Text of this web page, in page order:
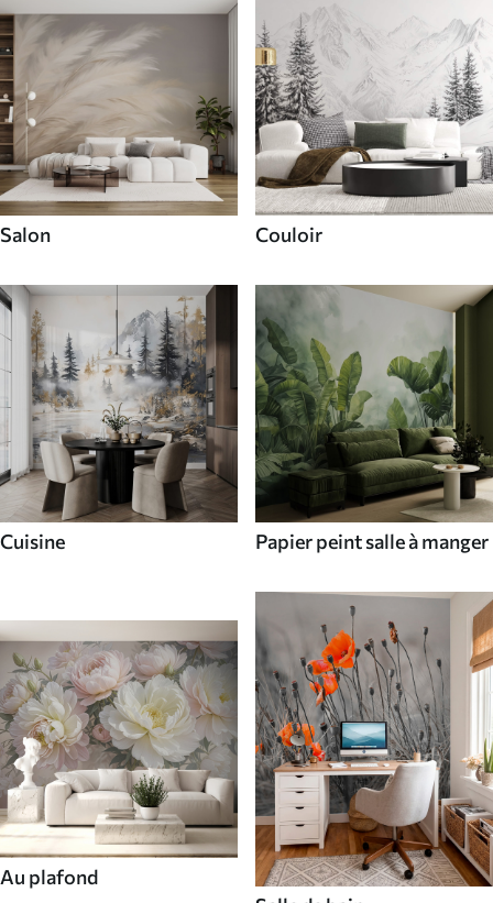
Salon Couloir
Cuisine Papier peint salle à manger
Au plafond